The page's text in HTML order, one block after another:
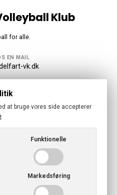
Klub
for alle.
EN MAIL
vk.dk
os
Volleyball Klub
privatlivspolitik
at bruge vores side accepterer
Funktionelle
Markedsføring